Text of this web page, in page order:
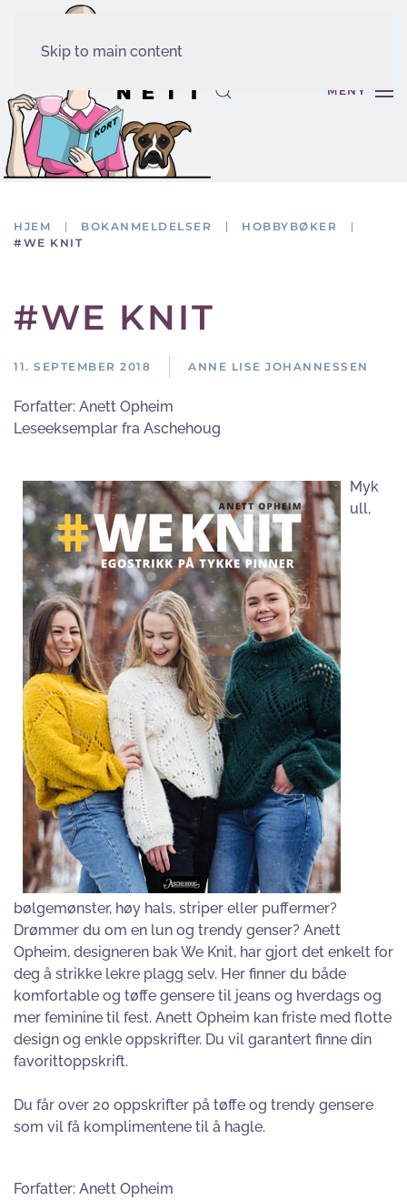
Skip to main content
MENY
HJEM BOKANMELDELSER
HOBBYBØKER
#WE KNIT
#WE KNIT
11. SEPTEMBER 2018 ANNE LISE JOHANNESSEN
Forfatter: Anett Opheim
Leseeksemplar fra Aschehoug
Myk
ull,
bølgemønster, høy hals, striper eller puffermer?
Drømmer du om en lun og trendy genser? Anett
Opheim, designeren bak We Knit, har gjort det enkelt for
deg å strikke lekre plagg selv. Her finner du både
komfortable og tøffe gensere til jeans og hverdags og
mer feminine til fest. Anett Opheim kan friste med flotte
design og enkle oppskrifter. Du vil garantert finne din
favorittoppskrift.
Du får over 20 oppskrifter på tøffe og trendy gensere
som vil få komplimentene til å hagle.
Forfatter: Anett Opheim